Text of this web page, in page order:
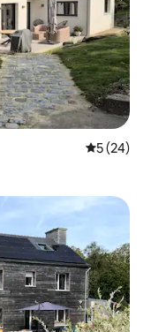
平均评分
5 (24)